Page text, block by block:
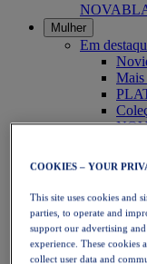
Mulher
Em
Mais
Ténis
Padel
COOKIES – YOUR
This site uses cookies and
parties, to operate and
support our advertising
experience. These cookies
collect user data and